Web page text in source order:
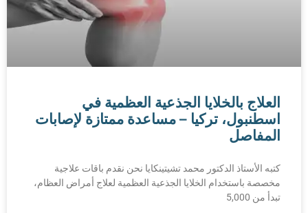
العلاج بالخلايا الجذعية العظمية في
اسطنبول، تركيا – مساعدة ممتازة لإصابات
المفاصل
كتبه الأستاذ الدكتور محمد تشيتينكايا نحن نقدم باقات علاجية
مخصصة باستخدام الخلايا الجذعية العظمية لعلاج أمراض العظام،
تبدأ من 5,000